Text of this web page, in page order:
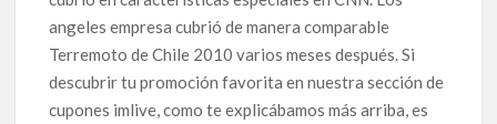
angeles empresa cubrió de manera comparable
Terremoto de Chile 2010 varios meses después. Si
descubrir tu promoción favorita en nuestra sección de
cupones imlive, como te explicábamos más arriba, es